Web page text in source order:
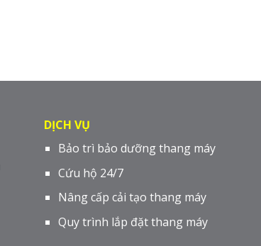
DỊCH VỤ
Bảo trì bảo dưỡng thang máy
Cứu hộ 24/7
Nâng cấp cải tạo thang máy
Quy trình lắp đặt thang máy